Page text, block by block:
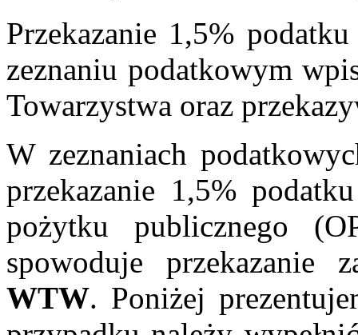
Przekazanie 1,5%
zeznaniu podatkowym
Towarzystwa oraz
W zeznaniach
przekazanie 1,5%
pożytku publicznego
spowoduje przekazanie
WTW. Poniżej